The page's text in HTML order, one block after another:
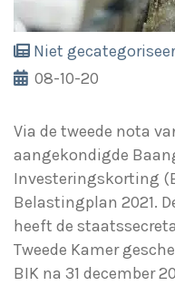
Niet
08-10-20
Via de tweede nota
aangekondigde
Investeringskorting
Belastingplan 2021.
heeft de
Tweede Kamer
BIK na 31 december